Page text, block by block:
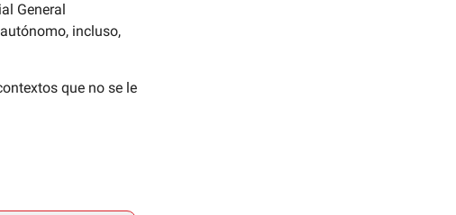
General
incluso,
que no se le